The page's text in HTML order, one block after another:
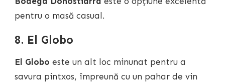
pentru o masă casual.
8. El Globo
El Globo este un alt loc minunat pentru a
savura pintxos, împreună cu un pahar de vin